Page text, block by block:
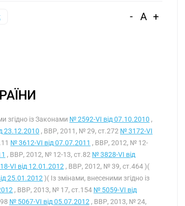
- A +
згідно із Законами № 2592-VI від 07.10.2010 ,
23.12.2010 , ВВР, 2011, № 29, ст.272 № 3172-VI
№ 3612-VI від 07.07.2011 , ВВР, 2012, № 12-
, ВВР, 2012, № 12-13, ст.82 № 3828-VI від
VI від 12.01.2012 , ВВР, 2012, № 39, ст.464 )(
25.01.2012 )( Із змінами, внесеними згідно із
, ВВР, 2013, № 17, ст.154 № 5059-VI від
№ 5067-VI від 05.07.2012 , ВВР, 2013, № 24,